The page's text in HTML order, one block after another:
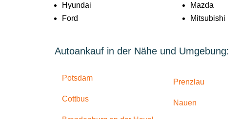
Hyundai
Ford
Mazda
Mitsubishi
Autoankauf in der Nähe und Umgebung:
Potsdam
Cottbus
Prenzlau
Nauen